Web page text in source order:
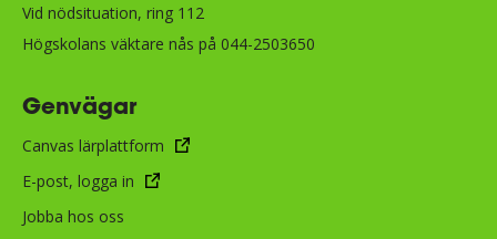
Vid nödsituation, ring 112
Högskolans väktare nås på 044-2503650
Genvägar
Canvas lärplattform
E-post, logga in
Jobba hos oss